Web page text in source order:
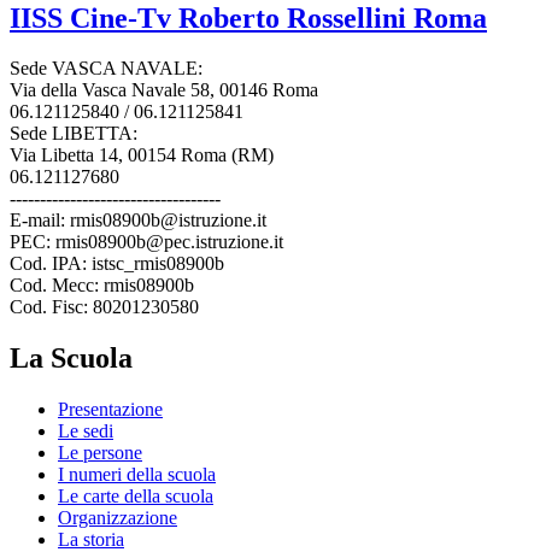
IISS Cine-Tv Roberto Rossellini Roma
Sede VASCA NAVALE:
Via della Vasca Navale 58, 00146 Roma
06.121125840 / 06.121125841
Sede LIBETTA:
Via Libetta 14, 00154 Roma (RM)
06.121127680
-----------------------------------
E-mail: rmis08900b@istruzione.it
PEC: rmis08900b@pec.istruzione.it
Cod. IPA: istsc_rmis08900b
Cod. Mecc: rmis08900b
Cod. Fisc: 80201230580
La Scuola
Presentazione
Le sedi
Le persone
I numeri della scuola
Le carte della scuola
Organizzazione
La storia